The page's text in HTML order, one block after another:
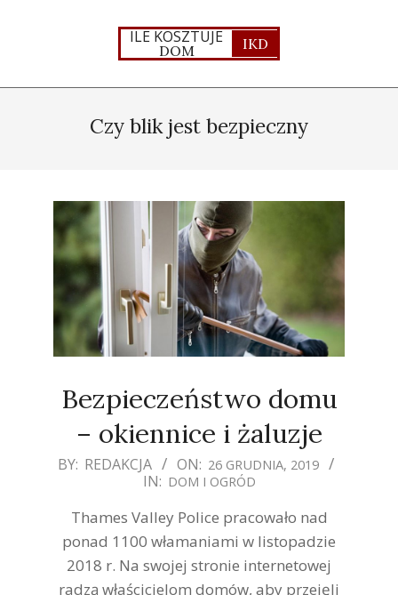
ILE KOSZTUJE
DOM IKD
Czy blik jest bezpieczny
Bezpieczeństwo domu
– okiennice i żaluzje
2019-
BY: REDAKCJA ON: 26 GRUDNIA, 2019
IN: DOM I OGRÓD
Thames Valley Police pracowało nad
ponad 1100 włamaniami w listopadzie
2018 r. Na swojej stronie internetowej
radzą właścicielom domów, aby przejęli